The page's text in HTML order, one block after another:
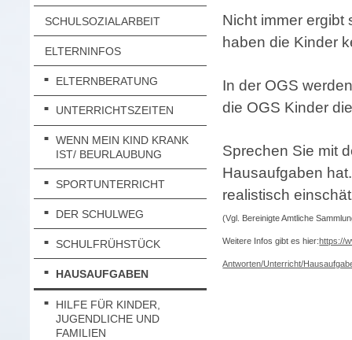
SCHULSOZIALARBEIT
ELTERNINFOS
ELTERNBERATUNG
UNTERRICHTSZEITEN
WENN MEIN KIND KRANK
IST/ BEURLAUBUNG
SPORTUNTERRICHT
DER SCHULWEG
SCHULFRÜHSTÜCK
HAUSAUFGABEN
HILFE FÜR KINDER,
JUGENDLICHE UND
FAMILIEN
Nicht immer ergibt
haben die Kinder
In der OGS
die OGS Kinder
Sprechen Sie mit
Hausaufgaben
realistisch
(Vgl. Bereinigte Amtliche
Weitere Infos gibt es hier:https://
Antworten/Unterricht/